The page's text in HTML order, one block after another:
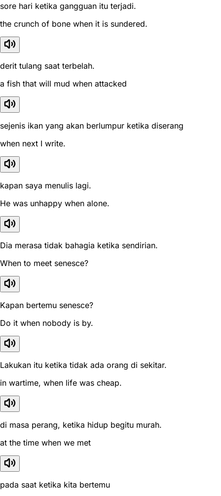
sore hari ketika gangguan itu terjadi.
the crunch of bone when it is sundered.
derit tulang saat terbelah.
a fish that will mud when attacked
sejenis ikan yang akan berlumpur ketika diserang
when next I write.
kapan saya menulis lagi.
He was unhappy when alone.
Dia merasa tidak bahagia ketika sendirian.
When to meet senesce?
Kapan bertemu senesce?
Do it when nobody is by.
Lakukan itu ketika tidak ada orang di sekitar.
in wartime, when life was cheap.
di masa perang, ketika hidup begitu murah.
at the time when we met
pada saat ketika kita bertemu